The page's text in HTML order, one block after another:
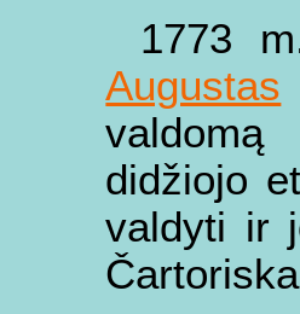
1773
Augustas
didžiojo
valdyti ir